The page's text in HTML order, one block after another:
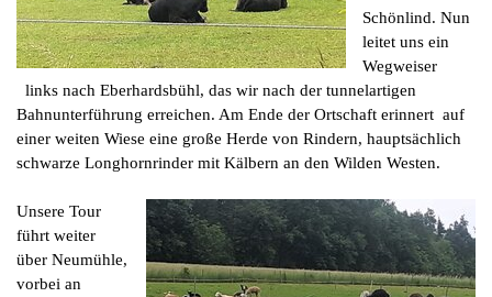
Schönlind. Nun
leitet uns ein
Wegweiser
links nach Eberhardsbühl, das wir nach der tunnelartigen
Bahnunterführung erreichen. Am Ende der Ortschaft erinnert auf
einer weiten Wiese eine große Herde von Rindern, hauptsächlich
schwarze Longhornrinder mit Kälbern an den Wilden Westen.
Unsere Tour
führt weiter
über Neumühle,
vorbei an